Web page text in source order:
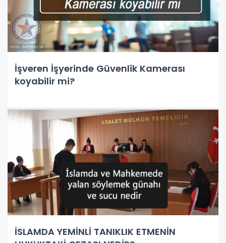
İşveren İşyerinde Güvenlik Kamerası
koyabilir mi?
İSLAMDA YEMİNLİ TANIKLIK ETMENİN